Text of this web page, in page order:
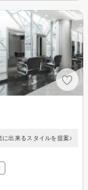
出来るスタイルを提案♪